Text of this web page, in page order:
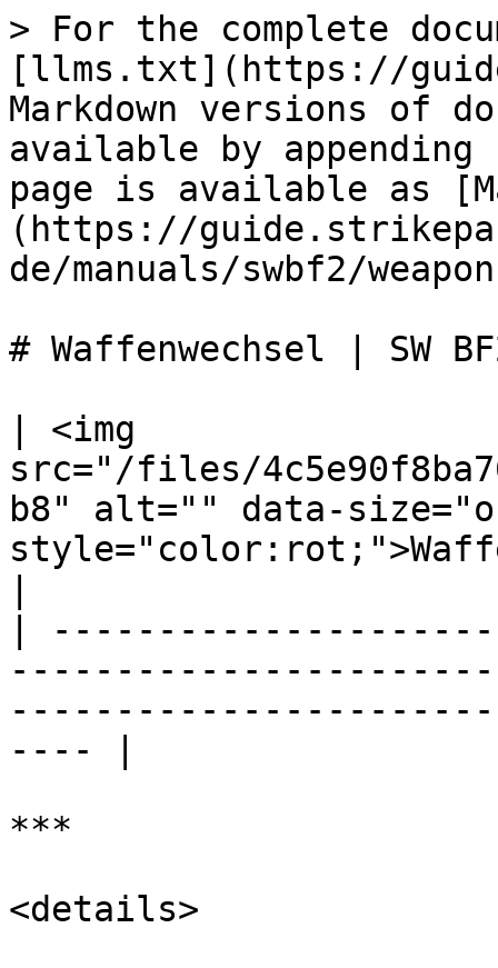
> For the complete
[llms.txt](https://
Markdown versions of
available by
page is available as
(https://
de/manuals/swbf2/
# Waffenwechsel | SW
| <img
src="/files/
b8" alt="" data-
|
---- |
***
<details>